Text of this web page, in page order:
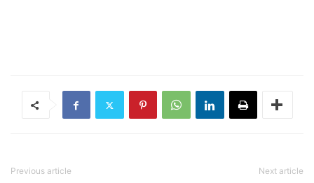
Previous article Next article